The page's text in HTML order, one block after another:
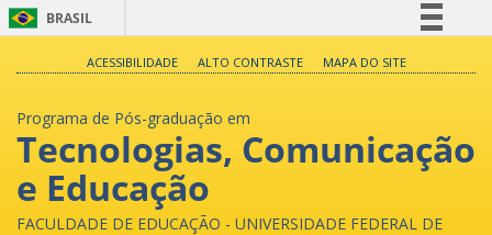
BRASIL
Acesso à informação
Canais
ACESSIBILIDADE ALTO CONTRASTE MAPA DO SITE
Programa de Pós-graduação em
Tecnologias, Comunicação
e Educação
FACULDADE DE EDUCAÇÃO - UNIVERSIDADE FEDERAL DE